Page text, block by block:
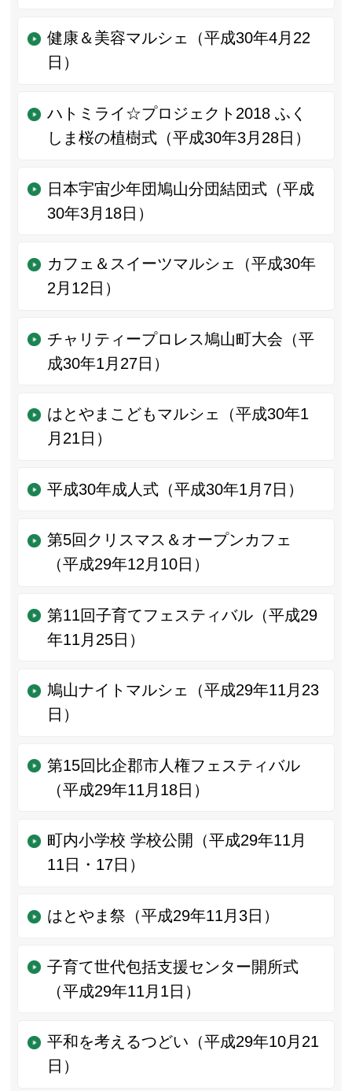
健康＆美容マルシェ（平成30年4月22
日）
ハトミライ☆プロジェクト2018 ふく
しま桜の植樹式（平成30年3月28日）
日本宇宙少年団鳩山分団結団式（平成
30年3月18日）
カフェ＆スイーツマルシェ（平成30年
2月12日）
チャリティープロレス鳩山町大会（平
成30年1月27日）
はとやまこどもマルシェ（平成30年1
月21日）
平成30年成人式（平成30年1月7日）
第5回クリスマス＆オープンカフェ
（平成29年12月10日）
第11回子育てフェスティバル（平成29
年11月25日）
鳩山ナイトマルシェ（平成29年11月23
日）
第15回比企郡市人権フェスティバル
（平成29年11月18日）
町内小学校 学校公開（平成29年11月
11日・17日）
はとやま祭（平成29年11月3日）
子育て世代包括支援センター開所式
（平成29年11月1日）
平和を考えるつどい（平成29年10月21
日）